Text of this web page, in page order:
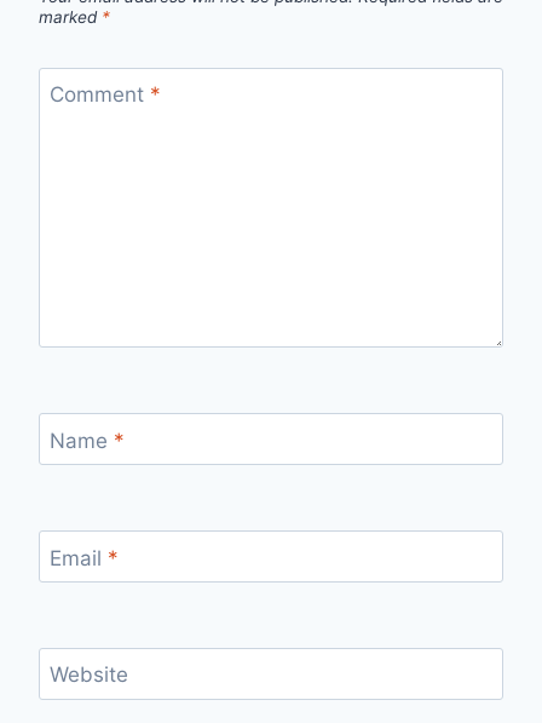
marked *
Comment *
Name *
Email *
Website